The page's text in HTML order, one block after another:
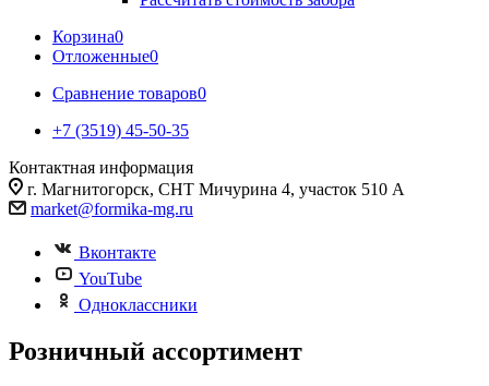
Корзина0
Отложенные0
Сравнение товаров0
+7 (3519) 45-50-35
Контактная информация
г. Магнитогорск, СНТ Мичурина 4, участок 510 А
market@formika-mg.ru
Вконтакте
YouTube
Одноклассники
Розничный ассортимент